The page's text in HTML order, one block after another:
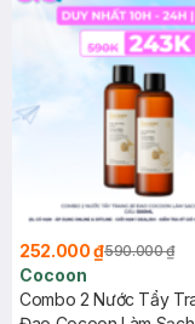
252.000 ₫590.000 ₫
Cocoon
Combo 2 Nước Tẩy